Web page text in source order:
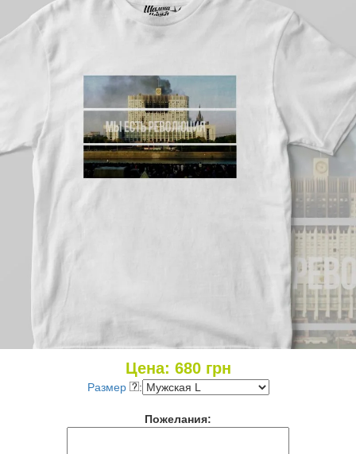
Цена: 680грн
Размер :
Пожелания: